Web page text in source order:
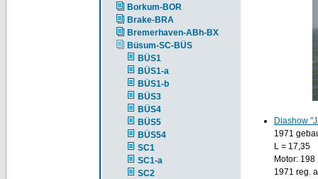
Borkum-BOR
Brake-BRA
Bremerhaven-ABh-BX
Büsum-SC-BÜS
BÜS1
BÜS1-a
BÜS1-b
BÜS3
BÜS4
BÜS5
BÜS54
SC1
SC1-a
SC2
Diashow
1971
L = 17,35
Motor:
1971 reg.